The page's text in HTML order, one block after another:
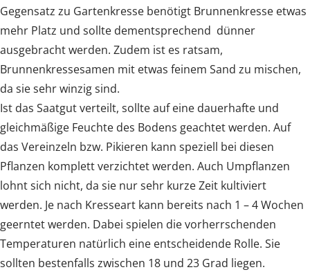
Gegensatz zu Gartenkresse benötigt Brunnenkresse etwas
mehr Platz und sollte dementsprechend dünner
ausgebracht werden. Zudem ist es ratsam,
Brunnenkressesamen mit etwas feinem Sand zu mischen,
da sie sehr winzig sind.
Ist das Saatgut verteilt, sollte auf eine dauerhafte und
gleichmäßige Feuchte des Bodens geachtet werden. Auf
das Vereinzeln bzw. Pikieren kann speziell bei diesen
Pflanzen komplett verzichtet werden. Auch Umpflanzen
lohnt sich nicht, da sie nur sehr kurze Zeit kultiviert
werden. Je nach Kresseart kann bereits nach 1 – 4 Wochen
geerntet werden. Dabei spielen die vorherrschenden
Temperaturen natürlich eine entscheidende Rolle. Sie
sollten bestenfalls zwischen 18 und 23 Grad liegen.